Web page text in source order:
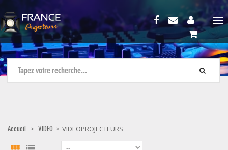
Accueil > VIDEO > VIDEOPROJECTEURS